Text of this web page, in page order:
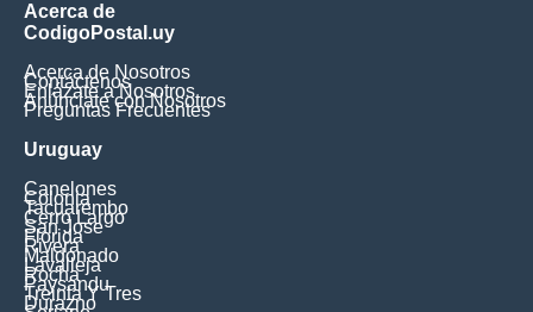
Acerca de
CodigoPostal.uy
Acerca de Nosotros
Contáctenos
Enlázate a Nosotros
Anúnciate con Nosotros
Preguntas Frecuentes
Uruguay
Canelones
Colonia
Tacuarembo
Cerro Largo
San Jose
Florida
Rivera
Maldonado
Lavalleja
Rocha
Paysandu
Treinta Y Tres
Durazno